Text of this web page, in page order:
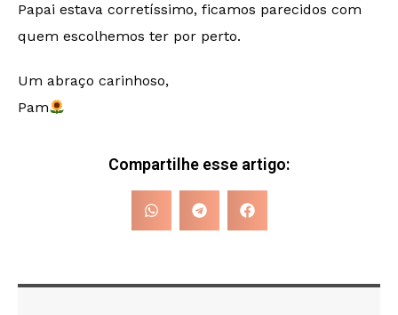
Papai estava corretíssimo, ficamos parecidos com
quem escolhemos ter por perto.
Um abraço carinhoso,
Pam
Compartilhe esse artigo: